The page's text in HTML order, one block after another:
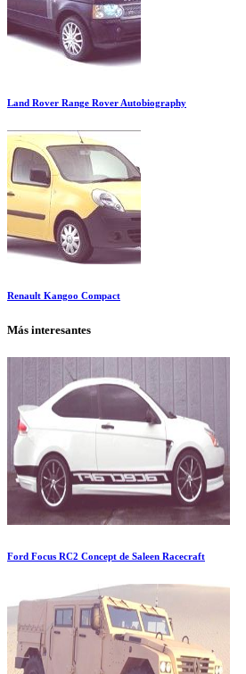
Land Rover Range Rover Autobiography
Renault Kangoo Compact
Más interesantes
Ford Focus RC2 Concept de Saleen Racecraft